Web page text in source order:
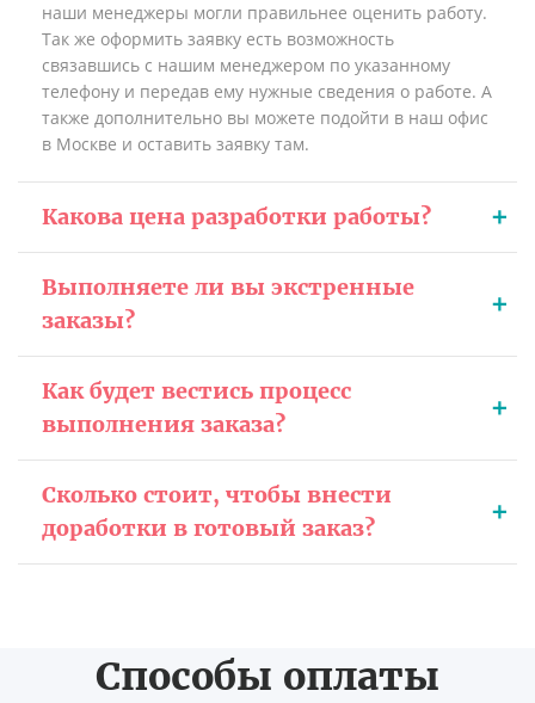
наши менеджеры могли правильнее оценить работу.
Так же оформить заявку есть возможность
связавшись с нашим менеджером по указанному
телефону и передав ему нужные сведения о работе. А
также дополнительно вы можете подойти в наш офис
в Москве и оставить заявку там.
Какова цена разработки работы?
Выполняете ли вы экстренные
заказы?
Как будет вестись процесс
выполнения заказа?
Сколько стоит, чтобы внести
доработки в готовый заказ?
Способы оплаты